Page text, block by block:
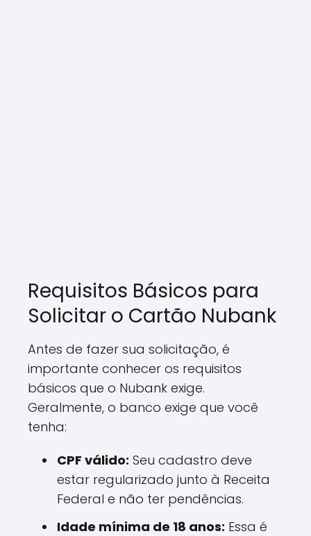
Requisitos Básicos para
Solicitar o Cartão Nubank
Antes de fazer sua solicitação, é
importante conhecer os requisitos
básicos que o Nubank exige.
Geralmente, o banco exige que você
tenha:
CPF válido: Seu cadastro deve
estar regularizado junto à Receita
Federal e não ter pendências.
Idade mínima de 18 anos: Essa é